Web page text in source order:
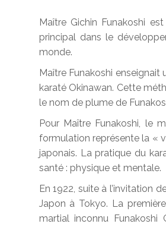
Maître Gichin Funakoshi
principal dans le
monde.
Maître Funakoshi
karaté Okinawan. Cette
le nom de plume de
Pour Maître Funakoshi, le
formulation représente la «
japonais. La pratique du
santé : physique et mentale.
En 1922, suite à l’invitation
Japon à Tokyo. La
martial inconnu